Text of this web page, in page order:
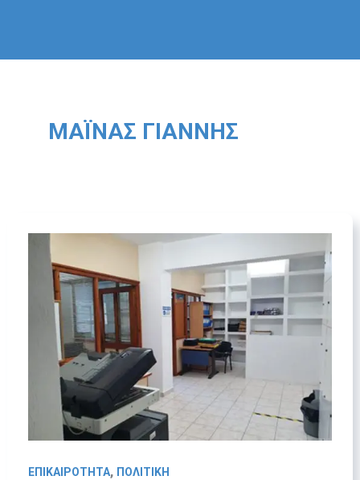
ΜΆΙΝΑΣ ΓΙΆΝΝΗΣ
ΕΠΙΚΑΙΡΟΤΗΤΑ, ΠΟΛΙΤΙΚΗ